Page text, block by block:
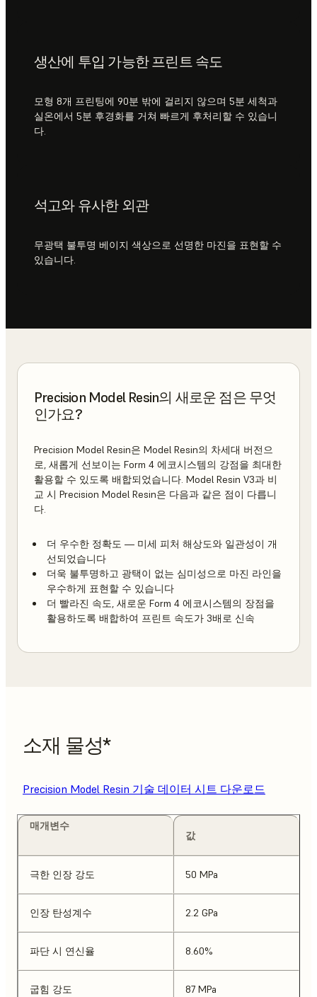
생산에 투입 가능한 프린트 속도
모형 8개 프린팅에 90분 밖에 걸리지 않으며 5분 세척과
실온에서 5분 후경화를 거쳐 빠르게 후처리할 수 있습니
다.
석고와 유사한 외관
무광택 불투명 베이지 색상으로 선명한 마진을 표현할 수
있습니다.
Precision Model Resin의 새로운 점은 무엇
인가요?
Precision Model Resin은 Model Resin의 차세대 버전으
로, 새롭게 선보이는 Form 4 에코시스템의 강점을 최대한
활용할 수 있도록 배합되었습니다. Model Resin V3과 비
교 시 Precision Model Resin은 다음과 같은 점이 다릅니
다.
더 우수한 정확도 — 미세 피처 해상도와 일관성이 개
선되었습니다
더욱 불투명하고 광택이 없는 심미성으로 마진 라인을
우수하게 표현할 수 있습니다
더 빨라진 속도, 새로운 Form 4 에코시스템의 장점을
활용하도록 배합하여 프린트 속도가 3배로 신속
소재 물성*
Precision Model Resin 기술 데이터 시트 다운로드
매개변수
값
극한 인장 강도 50 MPa
인장 탄성계수 2.2 GPa
파단 시 연신율 8.60%
굽힘 강도 87 MPa